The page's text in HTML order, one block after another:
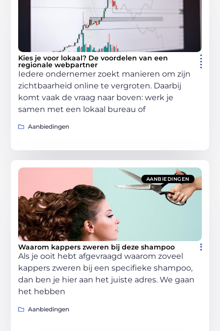
Kies je voor lokaal? De voordelen van een
regionale webpartner
Iedere ondernemer zoekt manieren om zijn
zichtbaarheid online te vergroten. Daarbij
komt vaak de vraag naar boven: werk je
samen met een lokaal bureau of
Aanbiedingen
AANBIEDINGEN
Waarom kappers zweren bij deze shampoo
Als je ooit hebt afgevraagd waarom zoveel
kappers zweren bij een specifieke shampoo,
dan ben je hier aan het juiste adres. We gaan
het hebben
Aanbiedingen